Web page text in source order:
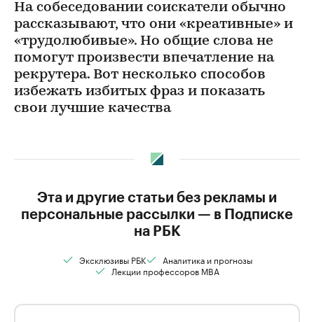
На собеседовании соискатели обычно
рассказывают, что они «креативные» и
«трудолюбивые». Но общие слова не
помогут произвести впечатление на
рекрутера. Вот несколько способов
избежать избитых фраз и показать
свои лучшие качества
Эта и другие статьи без рекламы и
персональные рассылки — в Подписке
на РБК
Эксклюзивы РБК
Аналитика и прогнозы
Лекции профессоров MBA